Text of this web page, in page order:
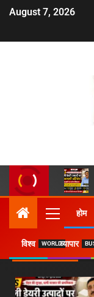
August 7, 2026
होम
विश्व WORLDव्यापार
TRENDING
1